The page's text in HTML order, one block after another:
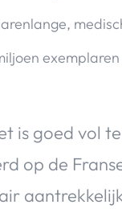
is goed vol
op de